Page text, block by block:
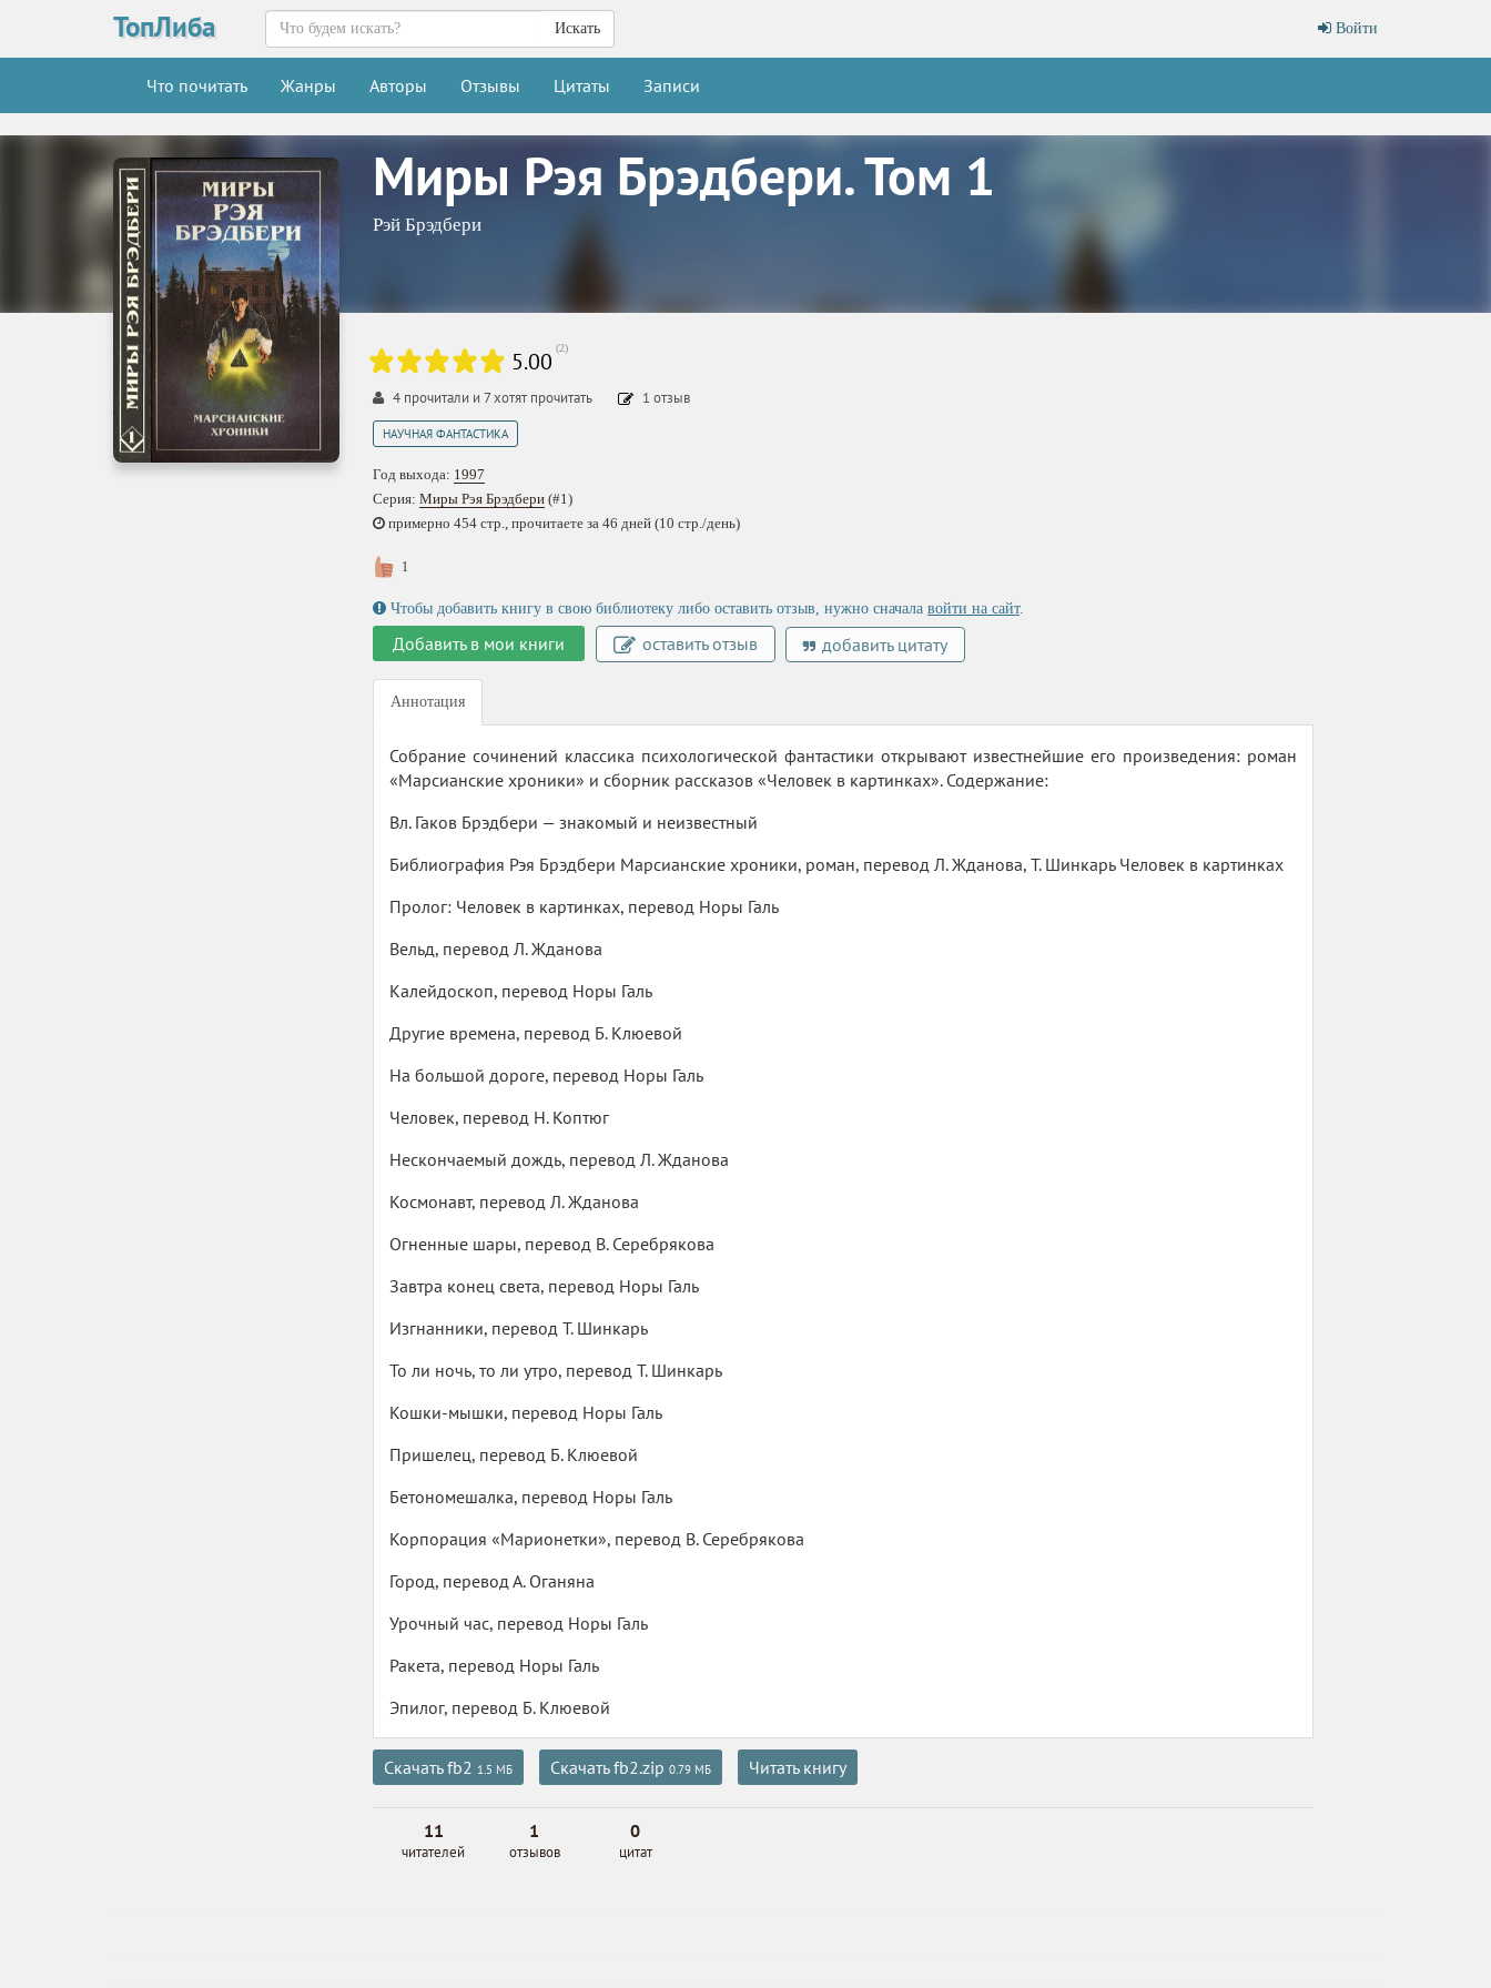
ТопЛиба Войти
Искать
Что почитать Жанры Авторы Отзывы Цитаты Записи
Миры Рэя Брэдбери. Том 1
Рэй Брэдбери
5.00 (2)
4 прочитали и 7хотят прочитать 1 отзыв
НАУЧНАЯ ФАНТАСТИКА
Год выхода: 1997
Серия: Миры Рэя Брэдбери (#1)
примерно 454 стр., прочитаете за 46 дней (10 стр./день)
1
Чтобы добавить книгу в свою библиотеку либо оставить отзыв, нужно сначала войти на сайт.
Добавить в мои книги оставить отзыв добавить цитату
Аннотация
Собрание сочинений классика психологической фантастики открывают известнейшие его произведения: роман
«Марсианские хроники» и сборник рассказов «Человек в картинках». Содержание:
Вл. Гаков Брэдбери — знакомый и неизвестный
Библиография Рэя Брэдбери Марсианские хроники, роман, перевод Л. Жданова, Т. Шинкарь Человек в картинках
Пролог: Человек в картинках, перевод Норы Галь
Вельд, перевод Л. Жданова
Калейдоскоп, перевод Норы Галь
Другие времена, перевод Б. Клюевой
На большой дороге, перевод Норы Галь
Человек, перевод Н. Коптюг
Нескончаемый дождь, перевод Л. Жданова
Космонавт, перевод Л. Жданова
Огненные шары, перевод В. Серебрякова
Завтра конец света, перевод Норы Галь
Изгнанники, перевод Т. Шинкарь
То ли ночь, то ли утро, перевод Т. Шинкарь
Кошки-мышки, перевод Норы Галь
Пришелец, перевод Б. Клюевой
Бетономешалка, перевод Норы Галь
Корпорация «Марионетки», перевод В. Серебрякова
Город, перевод А. Оганяна
Урочный час, перевод Норы Галь
Ракета, перевод Норы Галь
Эпилог, перевод Б. Клюевой
Скачать fb2 1.5 МБ Скачать fb2.zip 0.79 МБ Читать книгу
11
читателей
1
отзывов
0
цитат